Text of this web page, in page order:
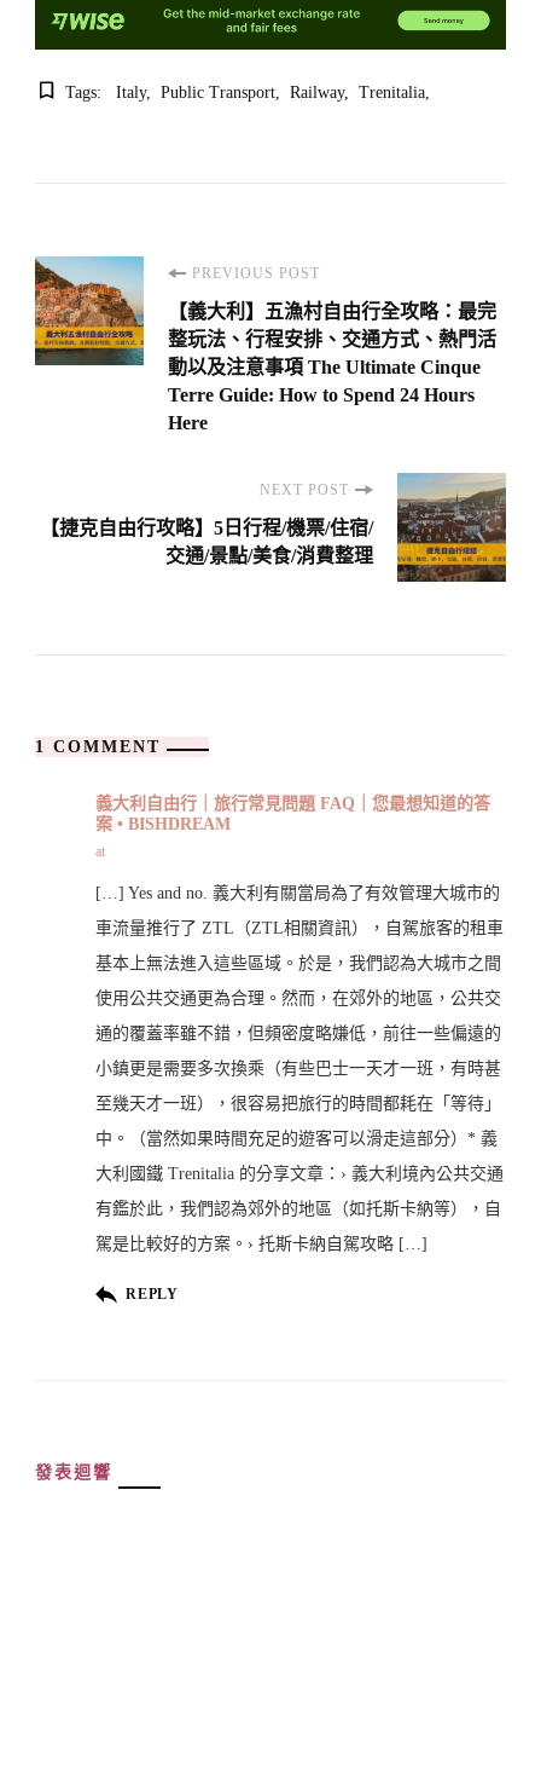
Tags: Italy Public Transport Railway Trenitalia
Post
Navigation
PREVIOUS POST
【義大利】五漁村自由行全攻略：最完
整玩法、行程安排、交通方式、熱門活
動以及注意事項 The Ultimate Cinque
Terre Guide: How to Spend 24 Hours
Here
NEXT POST
【捷克自由行攻略】5日行程/機票/住宿/
交通/景點/美食/消費整理
1 COMMENT
義大利自由行｜旅行常見問題 FAQ｜您最想知道的答
案 • BISHDREAM
at
[…] Yes and no. 義大利有關當局為了有效管理大城市的
車流量推行了 ZTL（ZTL相關資訊），自駕旅客的租車
基本上無法進入這些區域。於是，我們認為大城市之間
使用公共交通更為合理。然而，在郊外的地區，公共交
通的覆蓋率雖不錯，但頻密度略嫌低，前往一些偏遠的
小鎮更是需要多次換乘（有些巴士一天才一班，有時甚
至幾天才一班），很容易把旅行的時間都耗在「等待」
中。（當然如果時間充足的遊客可以滑走這部分）* 義
大利國鐵 Trenitalia 的分享文章：› 義大利境內公共交通
有鑑於此，我們認為郊外的地區（如托斯卡納等），自
駕是比較好的方案。› 托斯卡納自駕攻略 […]
REPLY
發表迴響